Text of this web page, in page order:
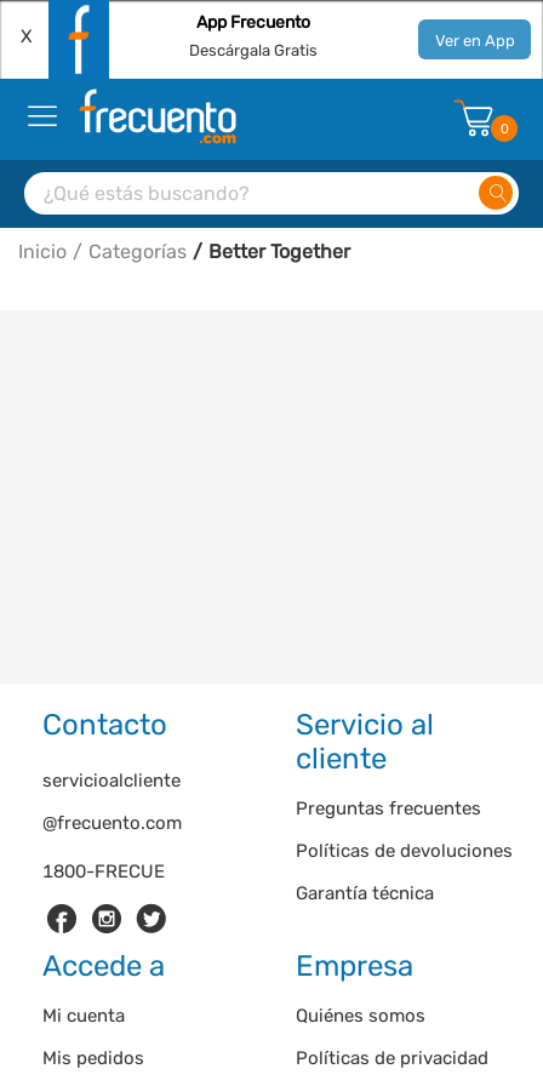
X
App Frecuento
Descárgala Gratis Ver en App
0
Inicio Categorías Better Together
Contacto
1800-FRECUE
servicioalcliente
@frecuento.com
Servicio al
cliente
Preguntas frecuentes
Políticas de devoluciones
Garantía técnica
Accede a
Mi cuenta
Mis pedidos
Empresa
Quiénes somos
Políticas de privacidad